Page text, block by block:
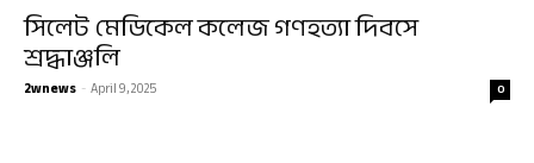
সিলেট মেডিকেল কলেজ গণহত্যা দিবসে
শ্রদ্ধাঞ্জলি
2wnews -April 9, 2025 0